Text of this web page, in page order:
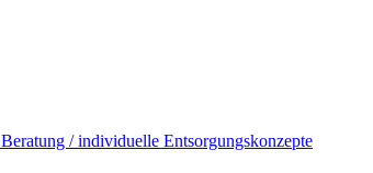
Beratung / individuelle Entsorgungskonzepte